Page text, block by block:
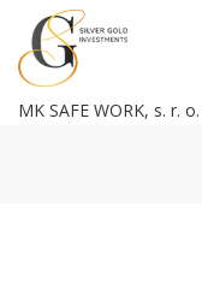
MK SAFE WORK, s. r.